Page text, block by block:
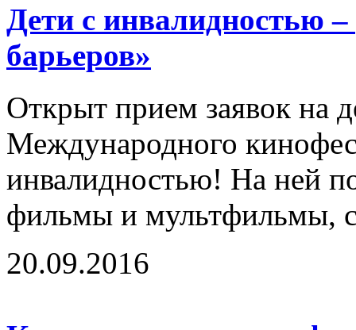
Дети с инвалидностью
барьеров»
Открыт прием заявок на
Международного
инвалидностью! На ней
фильмы и мультфильмы,
20.09.2016